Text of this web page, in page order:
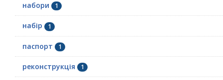
набори 1
набір 1
паспорт 1
реконструкція 1